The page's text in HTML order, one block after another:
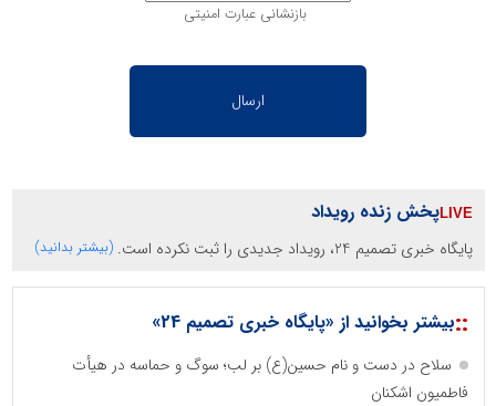
بازنشانی عبارت امنیتی
پخش زنده رویداد
پایگاه خبری تصمیم 24، رویداد جدیدی را ثبت نکرده است. (بیشتر بدانید)
::بیشتر بخوانید از «پایگاه خبری تصمیم 24»
سلاح در دست و نام حسین(ع) بر لب؛ سوگ و حماسه در هیأت
فاطمیون اشکنان